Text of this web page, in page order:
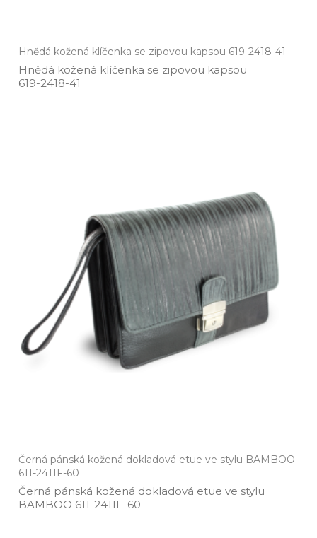
Hnědá kožená klíčenka se zipovou kapsou 619-2418-41
Hnědá kožená klíčenka se zipovou kapsou
619­-2418­-41
Černá pánská kožená dokladová etue ve stylu BAMBOO
611-2411F-60
Černá pánská kožená dokladová etue ve stylu
BAMBOO 611­-2411F­-60